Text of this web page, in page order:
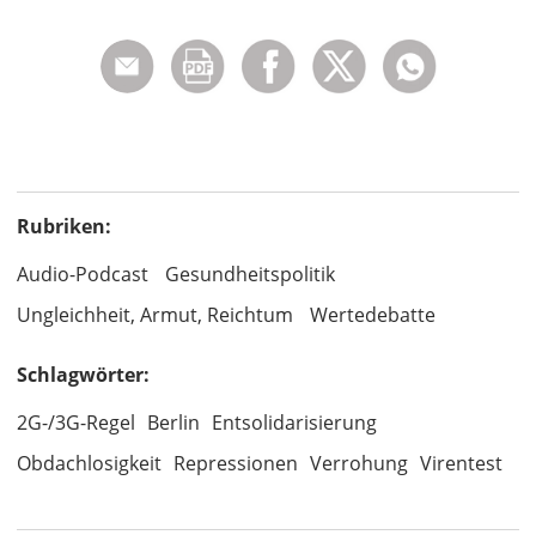
Rubriken:
Audio-Podcast
Gesundheitspolitik
Ungleichheit, Armut, Reichtum
Wertedebatte
Schlagwörter:
2G-/3G-Regel Berlin Entsolidarisierung
Obdachlosigkeit Repressionen Verrohung Virentest